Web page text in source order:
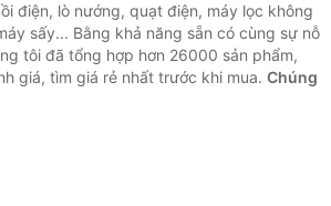
điện, lò nướng, quạt điện, máy lọc không
sấy... Bằng khả năng sẵn có cùng sự nỗ
tôi đã tổng hợp hơn 26000 sản phẩm,
giá, tìm giá rẻ nhất trước khi mua. Chúng